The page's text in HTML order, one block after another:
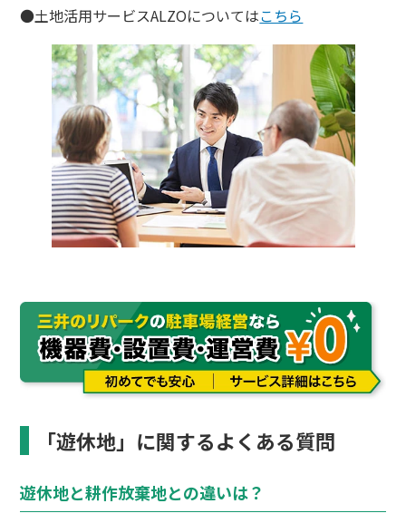
●土地活用サービスALZOについてはこちら
「遊休地」に関するよくある質問
遊休地と耕作放棄地との違いは？